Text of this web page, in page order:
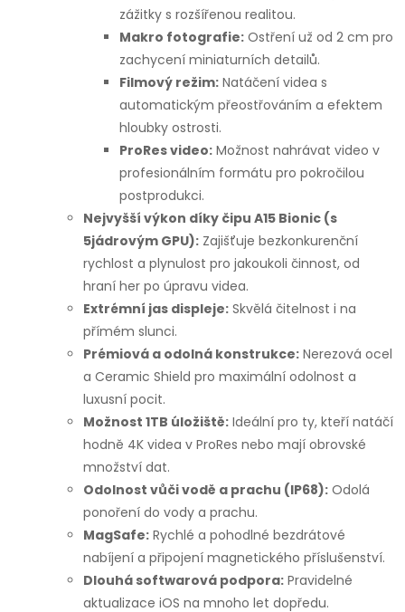
zážitky s rozšířenou realitou.
Makro fotografie: Ostření už od 2 cm pro
zachycení miniaturních detailů.
Filmový režim: Natáčení videa s
automatickým přeostřováním a efektem
hloubky ostrosti.
ProRes video: Možnost nahrávat video v
profesionálním formátu pro pokročilou
postprodukci.
Nejvyšší výkon díky čipu A15 Bionic (s
5jádrovým GPU): Zajišťuje bezkonkurenční
rychlost a plynulost pro jakoukoli činnost, od
hraní her po úpravu videa.
Extrémní jas displeje: Skvělá čitelnost i na
přímém slunci.
Prémiová a odolná konstrukce: Nerezová ocel
a Ceramic Shield pro maximální odolnost a
luxusní pocit.
Možnost 1TB úložiště: Ideální pro ty, kteří natáčí
hodně 4K videa v ProRes nebo mají obrovské
množství dat.
Odolnost vůči vodě a prachu (IP68): Odolá
ponoření do vody a prachu.
MagSafe: Rychlé a pohodlné bezdrátové
nabíjení a připojení magnetického příslušenství.
Dlouhá softwarová podpora: Pravidelné
aktualizace iOS na mnoho let dopředu.